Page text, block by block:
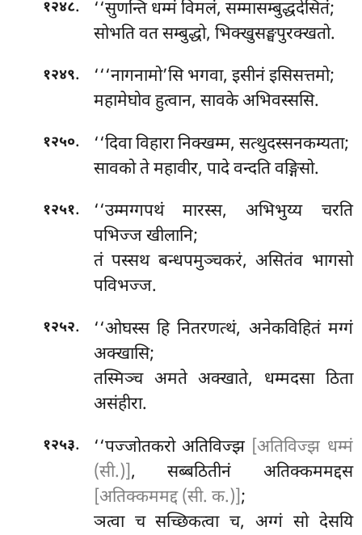
१२४८.
‘‘सुणन्ति धम्मं विमलं, सम्मासम्बुद्धदेसितं;
सोभति वत सम्बुद्धो, भिक्खुसङ्घपुरक्खतो.
१२४९.
‘‘‘नागनामो’सि भगवा, इसीनं इसिसत्तमो;
महामेघोव हुत्वान, सावके अभिवस्ससि.
१२५०. ‘‘दिवाविहारा निक्खम्म, सत्थुदस्सनकम्यता;
सावको ते महावीर, पादे वन्दति वङ्गिसो.
१२५१.
‘‘उम्मग्गपथं मारस्स, अभिभुय्य चरति
पभिज्ज खीलानि;
तं पस्सथ बन्धपमुञ्चकरं, असितंव भागसो
पविभज्ज.
१२५२.
‘‘ओघस्स हि नितरणत्थं, अनेकविहितं मग्गं
अक्खासि;
तस्मिञ्च अमते अक्खाते, धम्मदसा ठिता
असंहीरा.
१२५३. ‘‘पज्जोतकरो अतिविज्झ [अतिविज्झ धम्मं
(सी.)] , सब्बठितीनं अतिक्कममद्दस
[अतिक्कममद्द (सी. क.)] ;
ञत्वा च सच्छिकत्वा च, अग्गं सो देसयि